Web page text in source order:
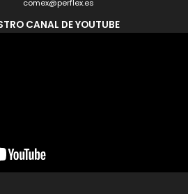
comex@perflex.es
CANAL DE YOUTUBE